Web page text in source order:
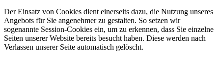
Der Einsatz von Cookies dient einerseits dazu, die Nutzung unseres
Angebots für Sie angenehmer zu gestalten. So setzen wir
sogenannte Session-Cookies ein, um zu erkennen, dass Sie einzelne
Seiten unserer Website bereits besucht haben. Diese werden nach
Verlassen unserer Seite automatisch gelöscht.